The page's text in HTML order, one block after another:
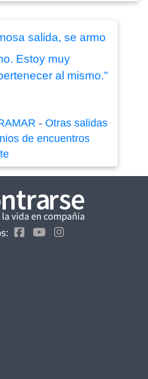
salida, se armo
Estoy muy
al mismo."
- Otras salidas
de encuentros